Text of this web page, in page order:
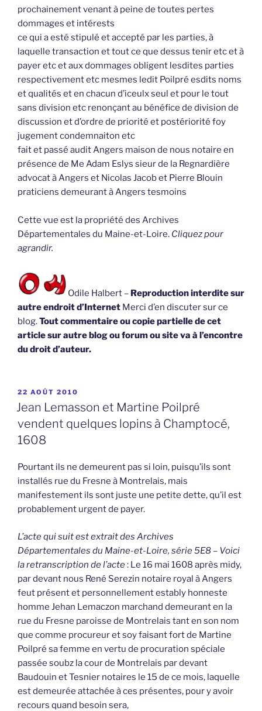
prochainement venant à peine de toutes pertes
dommages et intérests
ce qui a esté stipulé et accepté par les parties, à
laquelle transaction et tout ce que dessus tenir etc et à
payer etc et aux dommages obligent lesdites parties
respectivement etc mesmes ledit Poilpré esdits noms
et qualités et en chacun d’iceulx seul et pour le tout
sans division etc renonçant au bénéfice de division de
discussion et d’ordre de priorité et postériorité foy
jugement condemnaiton etc
fait et passé audit Angers maison de nous notaire en
présence de Me Adam Eslys sieur de la Regnardière
advocat à Angers et Nicolas Jacob et Pierre Blouin
praticiens demeurant à Angers tesmoins
Cette vue est la propriété des Archives
Départementales du Maine-et-Loire. Cliquez pour
agrandir.
Odile Halbert – Reproduction interdite sur
autre endroit d’Internet Merci d’en discuter sur ce
blog.Tout commentaire ou copie partielle de cet
article sur autre blog ou forum ou site va à l’encontre
du droit d’auteur.
PUBLIÉ
LE
22 AOÛT 2010
Jean Lemasson et Martine Poilpré
vendent quelques lopins à Champtocé,
1608
Pourtant ils ne demeurent pas si loin, puisqu’ils sont
installés rue du Fresne à Montrelais, mais
manifestement ils sont juste une petite dette, qu’il est
probablement urgent de payer.
L’acte qui suit est extrait des Archives
Départementales du Maine-et-Loire, série 5E8 – Voici
la retranscription de l’acte: Le 16 mai 1608 après midy,
par devant nous René Serezin notaire royal à Angers
feut présent et personnellement estably honneste
homme Jehan Lemaczon marchand demeurant en la
rue du Fresne paroisse de Montrelais tant en son nom
que comme procureur et soy faisant fort de Martine
Poilpré sa femme en vertu de procuration spéciale
passée soubz la cour de Montrelais par devant
Baudouin et Tesnier notaires le 15 de ce mois, laquelle
est demeurée attachée à ces présentes, pour y avoir
recours quand besoin sera,